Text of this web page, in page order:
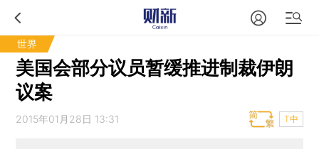
世界
美国会部分议员暂缓推进制裁伊朗
议案
2015年01月28日 13:31 T中